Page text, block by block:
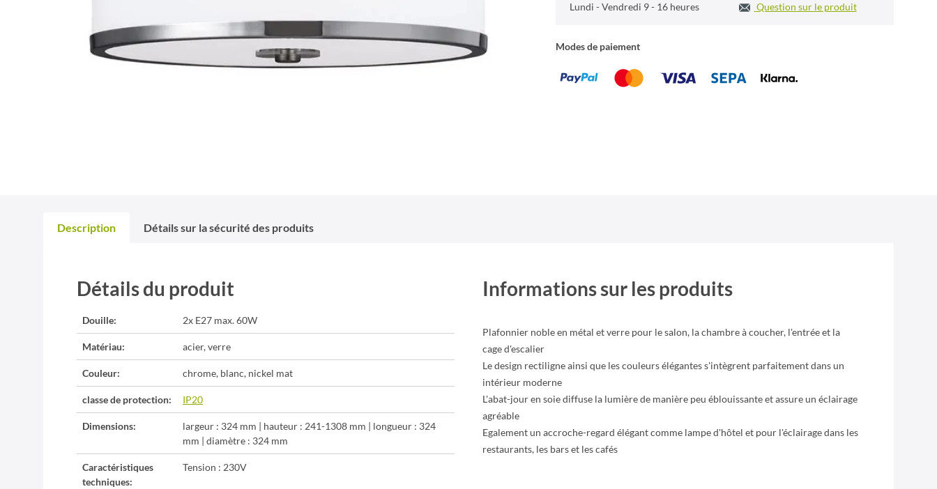
Lundi - Vendredi 9 - 16 heures
Question sur le produit
Modes de paiement
Description Détails sur la sécurité des produits
Détails du produit
Douille: 2x E27 max. 60W
Matériau: acier, verre
Couleur: chrome, blanc, nickel mat
classe de protection: IP20
Dimensions:
largeur : 324 mm | hauteur : 241-1308 mm | longueur : 324
mm | diamètre : 324 mm
Caractéristiques
techniques:
Tension : 230V
Informations sur les produits
Plafonnier noble en métal et verre pour le salon, la chambre à coucher, l'entrée et la
cage d'escalier
Le design rectiligne ainsi que les couleurs élégantes s'intègrent parfaitement dans un
intérieur moderne
L'abat-jour en soie diffuse la lumière de manière peu éblouissante et assure un éclairage
agréable
Egalement un accroche-regard élégant comme lampe d'hôtel et pour l'éclairage dans les
restaurants, les bars et les cafés